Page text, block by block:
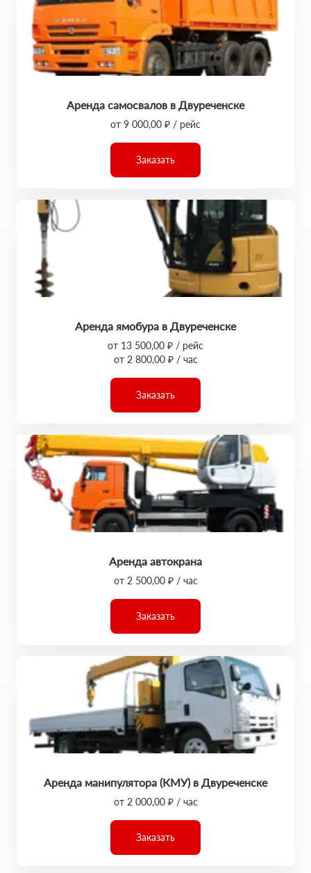
Аренда самосвалов в Двуреченске
от 9 000,00 ₽ / рейс
Заказать
Аренда ямобура в Двуреченске
от 13 500,00 ₽ / рейс
от 2 800,00 ₽ / час
Заказать
Аренда автокрана
от 2 500,00 ₽ / час
Заказать
Аренда манипулятора (КМУ) в Двуреченске
от 2 000,00 ₽ / час
Заказать